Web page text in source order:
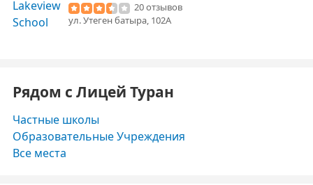
20 отзывов
ул. Утеген батыра, 102А
Рядом с Лицей Туран
Частные школы
Образовательные Учреждения
Все места